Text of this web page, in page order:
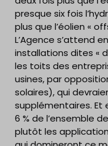
presque six fois
plus que l’éolien «
L’Agence s’attend
installations dites «
les toits des
usines, par
solaires), qui
supplémentaires. Et
6 % de l’ensemble
plutôt les